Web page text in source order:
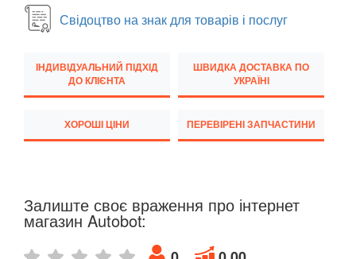
M6 E63/E64
6 Series F13
6 Series F06
7 Series E38
7 Series F01/F02
Свідоцтво на знак для товарів і послуг
ІНДИВІДУАЛЬНИЙ ПІДХІД
ДО КЛІЄНТА
ШВИДКА ДОСТАВКА ПО
УКРАЇНІ
ХОРОШІ ЦІНИ ПЕРЕВІРЕНІ ЗАПЧАСТИНИ
Залиште своє враження про інтернет
магазин Autobot: